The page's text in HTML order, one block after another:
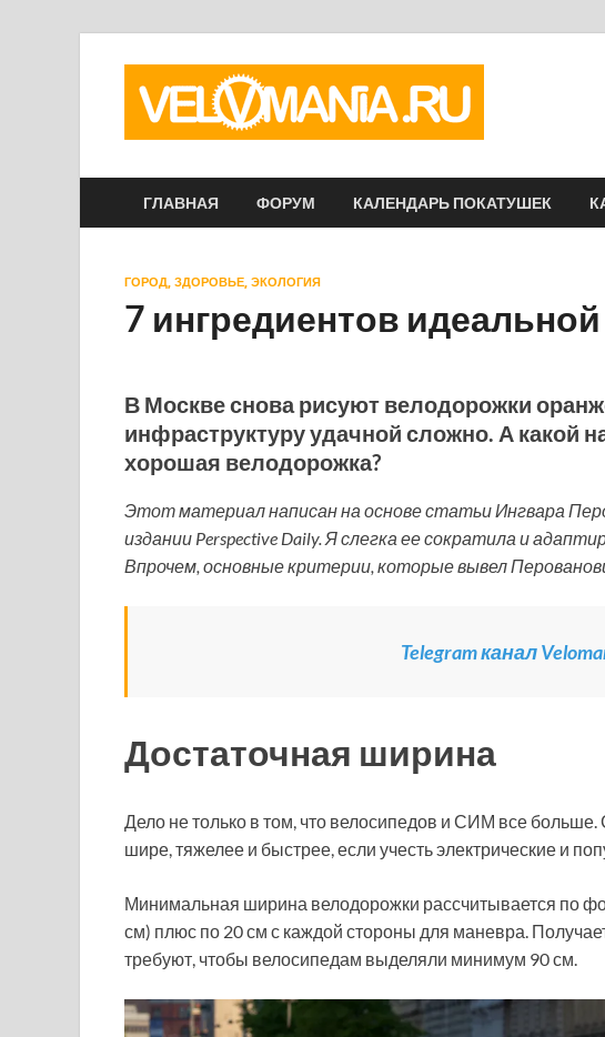
ГЛАВНАЯ ФОРУМ КАЛЕНДАРЬ ПОКАТУШЕК
ГОРОД, ЗДОРОВЬЕ, ЭКОЛОГИЯ
7 ингредиентов
В Москве снова рисуют велодорожки
инфраструктуру удачной сложно. А какой
хорошая велодорожка?
Этот материал написан на основе статьи Ингвара
издании Perspective Daily. Я слегка ее сократила и
Впрочем, основные критерии, которые вывел
Telegram канал
Достаточная ширина
Дело не только в том, что велосипедов и СИМ все
шире, тяжелее и быстрее, если учесть электрические и
Минимальная ширина велодорожки рассчитывается по
см) плюс по 20 см с каждой стороны для маневра.
требуют, чтобы велосипедам выделяли минимум 90 см.